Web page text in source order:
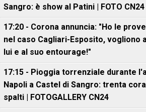
Sangro: è show al Patini | FOTO CN24
17:20 - Corona annuncia: "Ho le
nel caso Cagliari-Esposito, vogliono
lui e al suo entourage!"
17:15 - Pioggia torrenziale durante
Napoli a Castel di Sangro: trenta
spalti | FOTOGALLERY CN24